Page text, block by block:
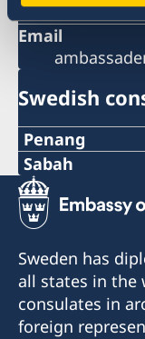
+60 3 2203
Email
Swedish
Penang
Phone:
+60-19-444 6686
488A-20-02 &
Sabah
Phone:
+6016-5000 559
Email:
Sweden has
all states in the
consulates in
foreign